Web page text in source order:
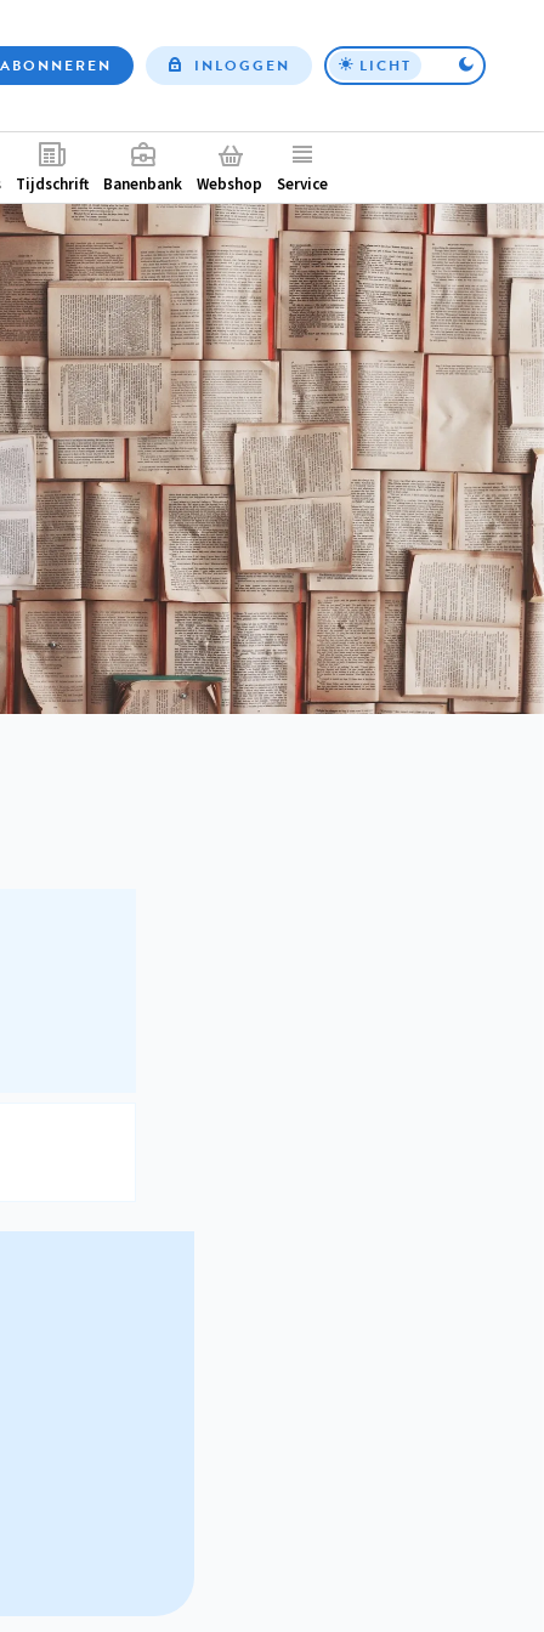
Top
ABONNEREN INLOGGEN LICHT
Tijdschrift Banenbank Webshop Service